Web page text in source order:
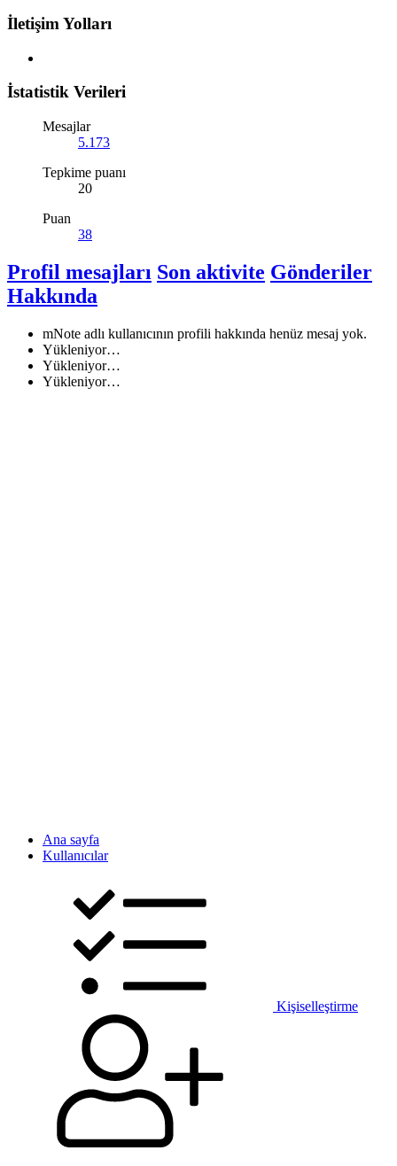
İletişim Yolları
İstatistik Verileri
Mesajlar
5.173
Tepkime puanı
20
Puan
38
Profil mesajları Son aktivite Gönderiler
Hakkında
mNote adlı kullanıcının profili hakkında henüz mesaj yok.
Yükleniyor…
Yükleniyor…
Yükleniyor…
Ana sayfa
Kullanıcılar
Kişiselleştirme